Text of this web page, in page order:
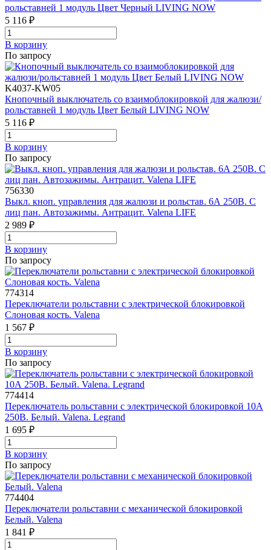
рольставней 1 модуль Цвет Черный LIVING NOW
5 116 ₽
В корзинy
По запросу
K4037-KW05
Кнопочный выключатель со взаимоблокировкой для жалюзи/
рольставней 1 модуль Цвет Белый LIVING NOW
5 116 ₽
В корзинy
По запросу
756330
Выкл. кноп. управления для жалюзи и рольстав. 6А 250В. С
лиц пан. Автозажимы. Антрацит. Valena LIFE
2 989 ₽
В корзинy
По запросу
774314
Переключатели рольставни с электрической блокировкой
Слоновая кость. Valena
1 567 ₽
В корзинy
По запросу
774414
Переключатель рольставни с электрической блокировкой 10А
250В. Белый. Valena. Legrand
1 695 ₽
В корзинy
По запросу
774404
Переключатели рольставни с механической блокировкой
Белый. Valena
1 841 ₽